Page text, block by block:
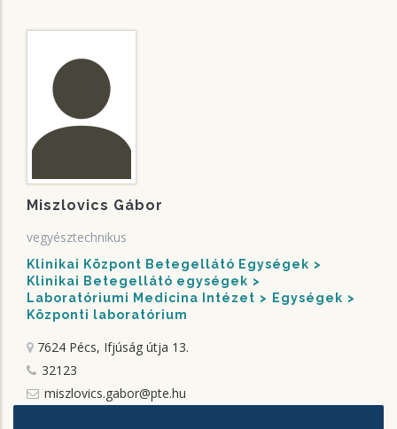
Miszlovics Gábor
vegyésztechnikus
Klinikai Központ Betegellátó Egységek
Klinikai Betegellátó egységek
Laboratóriumi Medicina Intézet
Egységek
Központi laboratórium
7624 Pécs, Ifjúság útja 13.
32123
miszlovics.gabor@pte.hu